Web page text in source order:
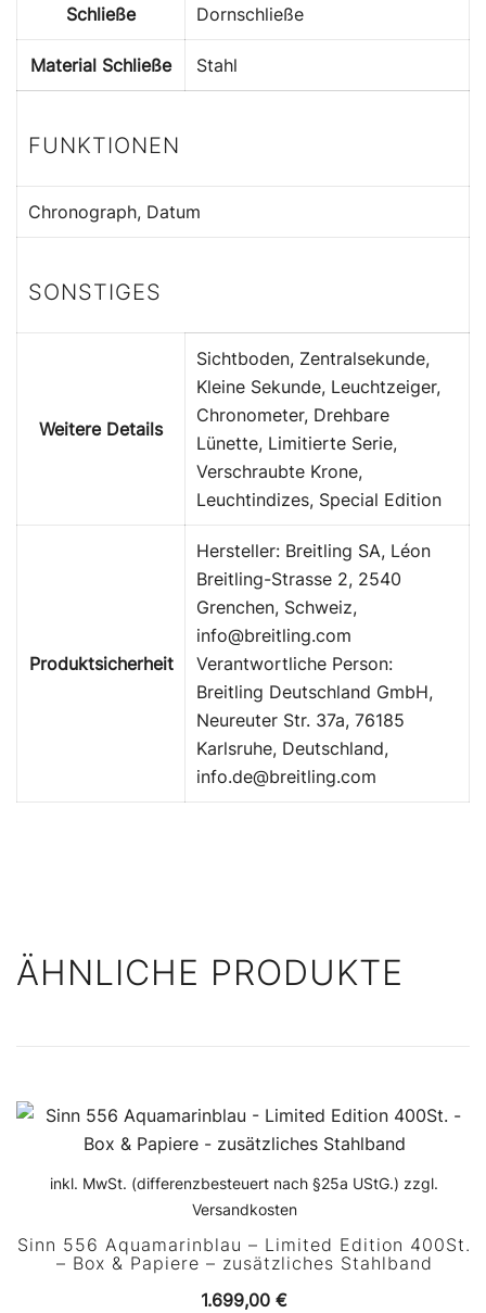
Schließe Dornschließe
Material Schließe Stahl
FUNKTIONEN
Chronograph, Datum
SONSTIGES
Weitere Details
Sichtboden, Zentralsekunde,
Kleine Sekunde, Leuchtzeiger,
Chronometer, Drehbare
Lünette, Limitierte Serie,
Verschraubte Krone,
Leuchtindizes, Special Edition
Produktsicherheit
Hersteller: Breitling SA, Léon
Breitling-Strasse 2, 2540
Grenchen, Schweiz,
info@breitling.com
Verantwortliche Person:
Breitling Deutschland GmbH,
Neureuter Str. 37a, 76185
Karlsruhe, Deutschland,
info.de@breitling.com
ÄHNLICHE PRODUKTE
inkl. MwSt. (differenzbesteuert nach §25a UStG.) zzgl.
Versandkosten
Sinn 556 Aquamarinblau – Limited Edition 400St.
– Box & Papiere – zusätzliches Stahlband
1.699,00 €